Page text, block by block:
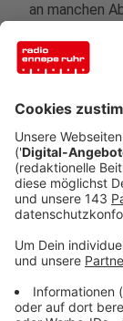
an manchen
Dortmund
den
die
In NRW sind
der
Was nun?
Zu den